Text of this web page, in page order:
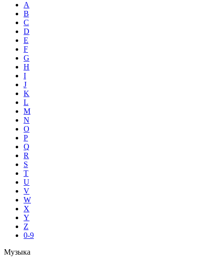
A
B
C
D
E
F
G
H
I
J
K
L
M
N
O
P
Q
R
S
T
U
V
W
X
Y
Z
0-9
Музыка